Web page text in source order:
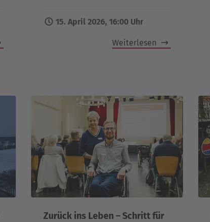
15. April 2026, 16:00 Uhr
Weiterlesen
Zurück ins Leben – Schritt für